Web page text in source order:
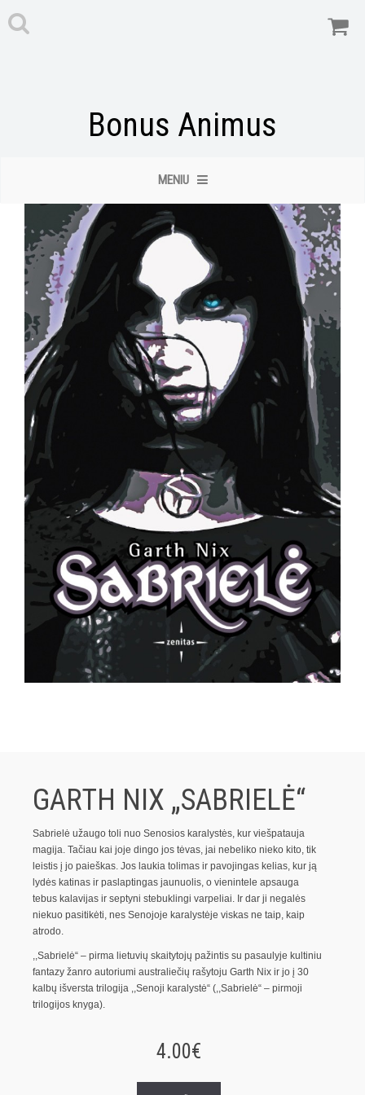
Bonus Animus
MENIU
GARTH NIX „SABRIELĖ“
Sabrielė užaugo toli nuo Senosios karalystės, kur viešpatauja
magija. Tačiau kai joje dingo jos tėvas, jai nebeliko nieko kito, tik
leistis į jo paieškas. Jos laukia tolimas ir pavojingas kelias, kur ją
lydės katinas ir paslaptingas jaunuolis, o vienintele apsauga
tebus kalavijas ir septyni stebuklingi varpeliai. Ir dar ji negalės
niekuo pasitikėti, nes Senojoje karalystėje viskas ne taip, kaip
atrodo.
,,Sabrielė“ – pirma lietuvių skaitytojų pažintis su pasaulyje kultiniu
fantazy žanro autoriumi australiečių rašytoju Garth Nix ir jo į 30
kalbų išversta trilogija ,,Senoji karalystė“ (,,Sabrielė“ – pirmoji
trilogijos knyga).
4.00€